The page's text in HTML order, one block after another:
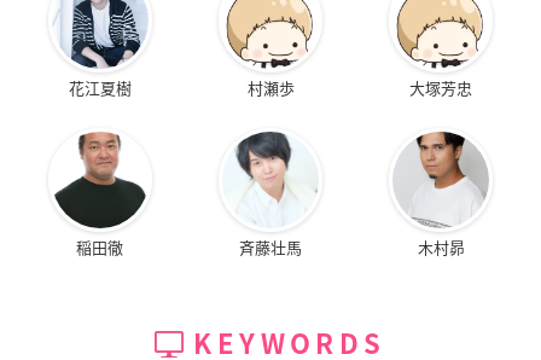
花江夏樹 村瀬歩 大塚芳忠
稲田徹 斉藤壮馬 木村昴
KEYWORDS